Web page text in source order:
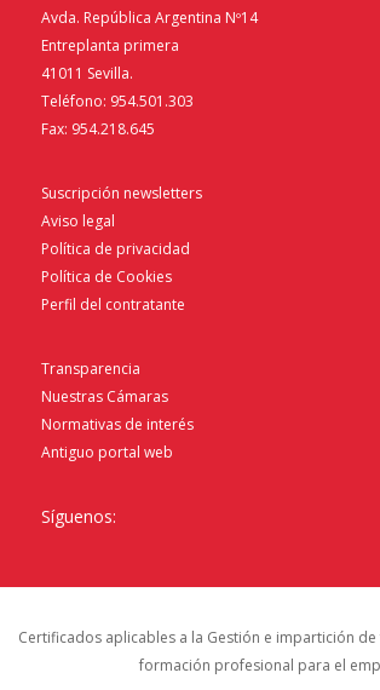
Avda. República Argentina Nº14
Entreplanta primera
41011 Sevilla.
Teléfono: 954.501.303
Fax: 954.218.645
Suscripción newsletters
Aviso legal
Política de privacidad
Política de Cookies
Perfil del contratante
Transparencia
Nuestras Cámaras
Normativas de interés
Antiguo portal web
Síguenos:
Certificados aplicables a la Gestión e impartición
formación profesional para el